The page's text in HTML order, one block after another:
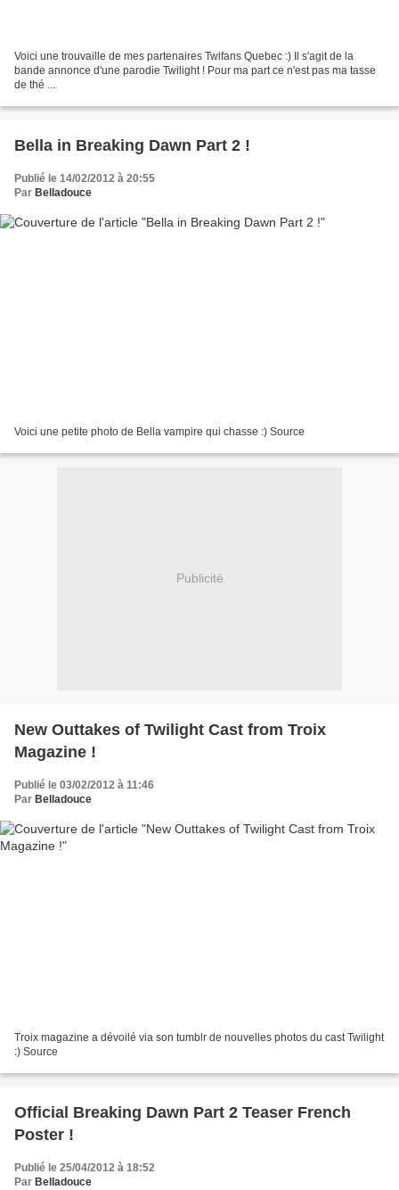
Voici une trouvaille de mes partenaires Twifans Quebec :) Il s'agit de la
bande annonce d'une parodie Twilight ! Pour ma part ce n'est pas ma tasse
de thé ...
Bella in Breaking Dawn Part 2 !
Publié le 14/02/2012 à 20:55
Par Belladouce
Voici une petite photo de Bella vampire qui chasse :) Source
Publicité
New Outtakes of Twilight Cast from Troix
Magazine !
Publié le 03/02/2012 à 11:46
Par Belladouce
Troix magazine a dévoilé via son tumblr de nouvelles photos du cast Twilight
:) Source
Official Breaking Dawn Part 2 Teaser French
Poster !
Publié le 25/04/2012 à 18:52
Par Belladouce